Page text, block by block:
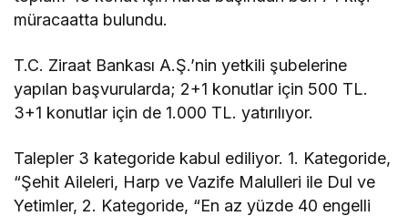
müracaatta bulundu.
T.C. Ziraat Bankası A.Ş.’nin yetkili şubelerine
yapılan başvurularda; 2+1 konutlar için 500 TL.
3+1 konutlar için de 1.000 TL. yatırılıyor.
Talepler 3 kategoride kabul ediliyor. 1. Kategoride,
“Şehit Aileleri, Harp ve Vazife Malulleri ile Dul ve
Yetimler, 2. Kategoride, “En az yüzde 40 engelli